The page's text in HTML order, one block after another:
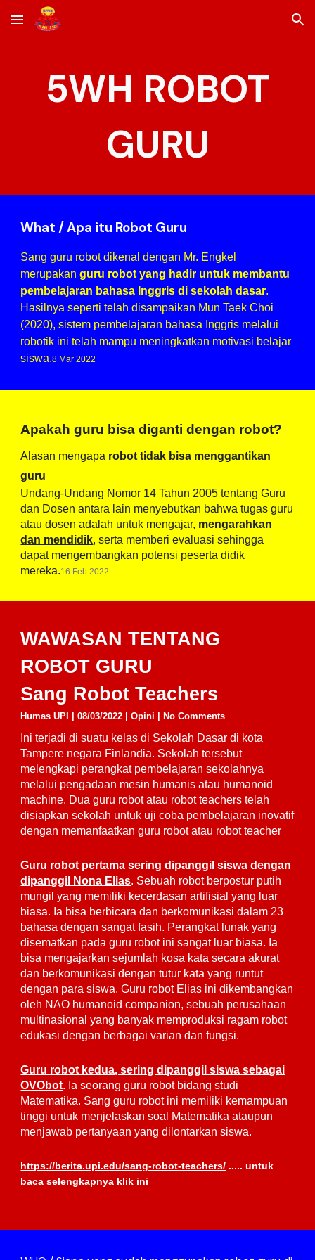
Skip to main content Skip to navigation
5WH ROBOT
GURU
What / Apa itu Robot Guru
Sang guru robot dikenal dengan Mr. Engkel
merupakanguru robot yang hadir untuk membantu
pembelajaran bahasa Inggris di sekolah dasar.
Hasilnya seperti telah disampaikan Mun Taek Choi
(2020), sistem pembelajaran bahasa Inggris melalui
robotik ini telah mampu meningkatkan motivasi belajar
siswa.8 Mar 2022
Apakah guru bisa diganti dengan robot?
Alasan mengapa robot tidak bisa menggantikan
guru
Undang-Undang Nomor 14 Tahun 2005 tentang Guru
dan Dosen antara lain menyebutkan bahwa tugas guru
atau dosen adalah untuk mengajar, mengarahkan
dan mendidik, serta memberi evaluasi sehingga
dapat mengembangkan potensi peserta didik
mereka.16 Feb 2022
WAWASAN TENTANG
ROBOT GURU
Sang Robot Teachers
Humas UPI | 08/03/2022 |Opini |No Comments
Ini terjadi di suatu kelas di Sekolah Dasar di kota
Tampere negara Finlandia. Sekolah tersebut
melengkapi perangkat pembelajaran sekolahnya
melalui pengadaan mesin humanis atau humanoid
machine. Dua guru robot atau robot teachers telah
disiapkan sekolah untuk uji coba pembelajaran inovatif
dengan memanfaatkan guru robot atau robot teacher
Guru robot pertama sering dipanggil siswa dengan
dipanggil Nona Elias. Sebuah robot berpostur putih
mungil yang memiliki kecerdasan artifisial yang luar
biasa. Ia bisa berbicara dan berkomunikasi dalam 23
bahasa dengan sangat fasih. Perangkat lunak yang
disematkan pada guru robot ini sangat luar biasa. Ia
bisa mengajarkan sejumlah kosa kata secara akurat
dan berkomunikasi dengan tutur kata yang runtut
dengan para siswa. Guru robot Elias ini dikembangkan
oleh NAO humanoid companion, sebuah perusahaan
multinasional yang banyak memproduksi ragam robot
edukasi dengan berbagai varian dan fungsi.
Guru robot kedua, sering dipanggil siswa sebagai
OVObot. Ia seorang guru robot bidang studi
Matematika. Sang guru robot ini memiliki kemampuan
tinggi untuk menjelaskan soal Matematika ataupun
menjawab pertanyaan yang dilontarkan siswa.
https://berita.upi.edu/sang-robot-teachers/ ..... untuk
baca selengkapnya klik ini